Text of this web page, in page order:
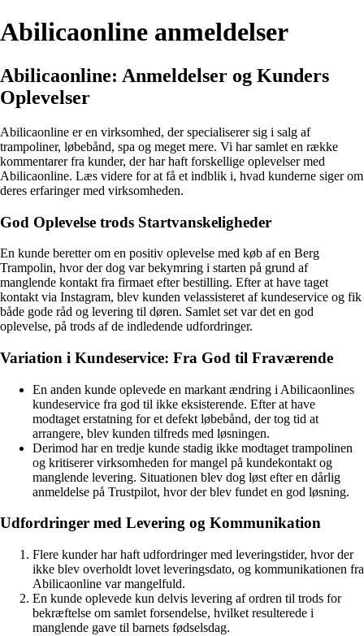
Abilicaonline anmeldelser
Abilicaonline: Anmeldelser og Kunders
Oplevelser
Abilicaonline er en virksomhed, der specialiserer sig i salg af
trampoliner, løbebånd, spa og meget mere. Vi har samlet en række
kommentarer fra kunder, der har haft forskellige oplevelser med
Abilicaonline. Læs videre for at få et indblik i, hvad kunderne siger om
deres erfaringer med virksomheden.
God Oplevelse trods Startvanskeligheder
En kunde beretter om en positiv oplevelse med køb af en Berg
Trampolin, hvor der dog var bekymring i starten på grund af
manglende kontakt fra firmaet efter bestilling. Efter at have taget
kontakt via Instagram, blev kunden velassisteret af kundeservice og fik
både gode råd og levering til døren. Samlet set var det en god
oplevelse, på trods af de indledende udfordringer.
Variation i Kundeservice: Fra God til Fraværende
En anden kunde oplevede en markant ændring i Abilicaonlines
kundeservice fra god til ikke eksisterende. Efter at have
modtaget erstatning for et defekt løbebånd, der tog tid at
arrangere, blev kunden tilfreds med løsningen.
Derimod har en tredje kunde stadig ikke modtaget trampolinen
og kritiserer virksomheden for mangel på kundekontakt og
manglende levering. Situationen blev dog løst efter en dårlig
anmeldelse på Trustpilot, hvor der blev fundet en god løsning.
Udfordringer med Levering og Kommunikation
Flere kunder har haft udfordringer med leveringstider, hvor der
ikke blev overholdt lovet leveringsdato, og kommunikationen fra
Abilicaonline var mangelfuld.
En kunde oplevede kun delvis levering af ordren til trods for
bekræftelse om samlet forsendelse, hvilket resulterede i
manglende gave til barnets fødselsdag.